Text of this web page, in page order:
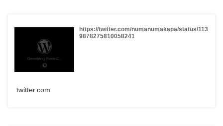
https://twitter.com/numanumakapa/status/113
9878275810058241
twitter.com